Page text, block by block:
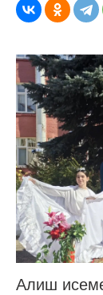
Алиш